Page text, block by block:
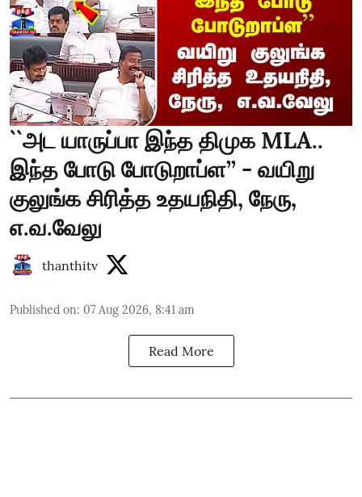
``அட யாருப்பா இந்த திமுக MLA..
இந்த போடு போடுறாப்ள’’ - வயிறு
குலுங்க சிரித்த உதயநிதி, நேரு,
எ.வ.வேலு
thanthitv
Published on: 07 Aug 2026, 8:41 am
Read More